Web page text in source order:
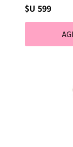
$U 599